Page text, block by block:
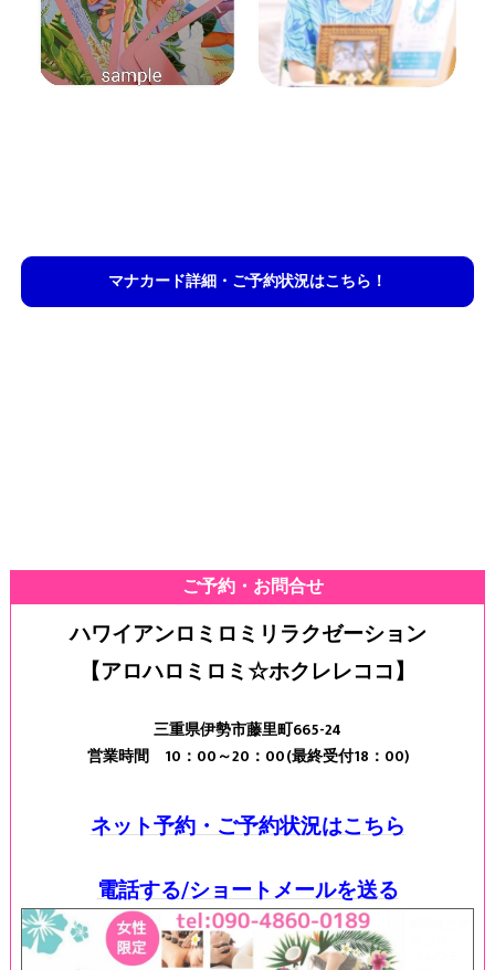
マナカード詳細・ご予約状況はこちら！
ご予約・お問合せ
ハワイアンロミロミリラクゼーション
【アロハロミロミ☆ホクレレココ】
三重県伊勢市藤里町665-24
営業時間 10：00～20：00(最終受付18：00)
ネット予約・ご予約状況はこちら
電話する/ショートメールを送る